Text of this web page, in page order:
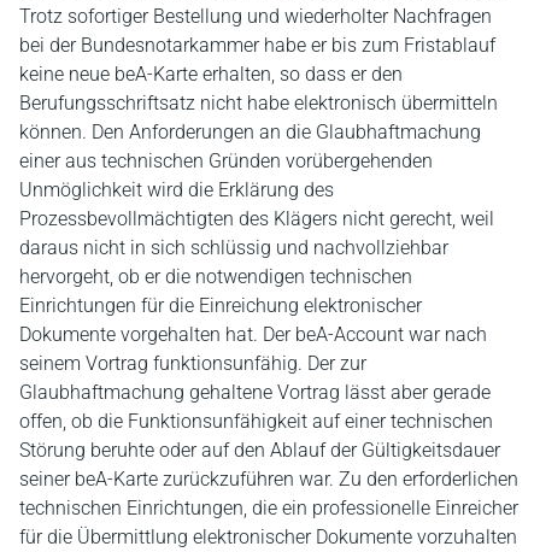
Trotz sofortiger Bestellung und wiederholter Nachfragen
bei der Bundesnotarkammer habe er bis zum Fristablauf
keine neue beA-Karte erhalten, so dass er den
Berufungsschriftsatz nicht habe elektronisch übermitteln
können. Den Anforderungen an die Glaubhaftmachung
einer aus technischen Gründen vorübergehenden
Unmöglichkeit wird die Erklärung des
Prozessbevollmächtigten des Klägers nicht gerecht, weil
daraus nicht in sich schlüssig und nachvollziehbar
hervorgeht, ob er die notwendigen technischen
Einrichtungen für die Einreichung elektronischer
Dokumente vorgehalten hat. Der beA-Account war nach
seinem Vortrag funktionsunfähig. Der zur
Glaubhaftmachung gehaltene Vortrag lässt aber gerade
offen, ob die Funktionsunfähigkeit auf einer technischen
Störung beruhte oder auf den Ablauf der Gültigkeitsdauer
seiner beA-Karte zurückzuführen war. Zu den erforderlichen
technischen Einrichtungen, die ein professionelle Einreicher
für die Übermittlung elektronischer Dokumente vorzuhalten